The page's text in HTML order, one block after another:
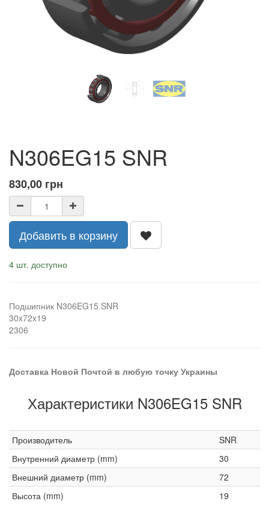
N306EG15 SNR
830,00 грн
Добавить в корзину
4 шт. доступно
Подшипник N306EG15 SNR
30x72x19
2306
Доставка Новой Почтой в любую точку Украины
Характеристики N306EG15 SNR
Производитель
SNR
Внутренний диаметр (mm)
30
Внешний диаметр (mm)
72
Высота (mm)
19